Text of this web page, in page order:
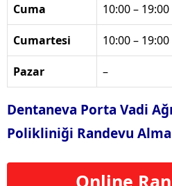
Cuma 10:00 –
Cumartesi 10:00 –
Pazar –
Dentaneva Porta Vadi
Polikliniği Randevu Alma
Online